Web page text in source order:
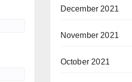
December 2021
November 2021
October 2021